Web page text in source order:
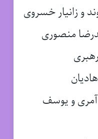
و زانیار خسروی
منصوری
آمری و یوسف